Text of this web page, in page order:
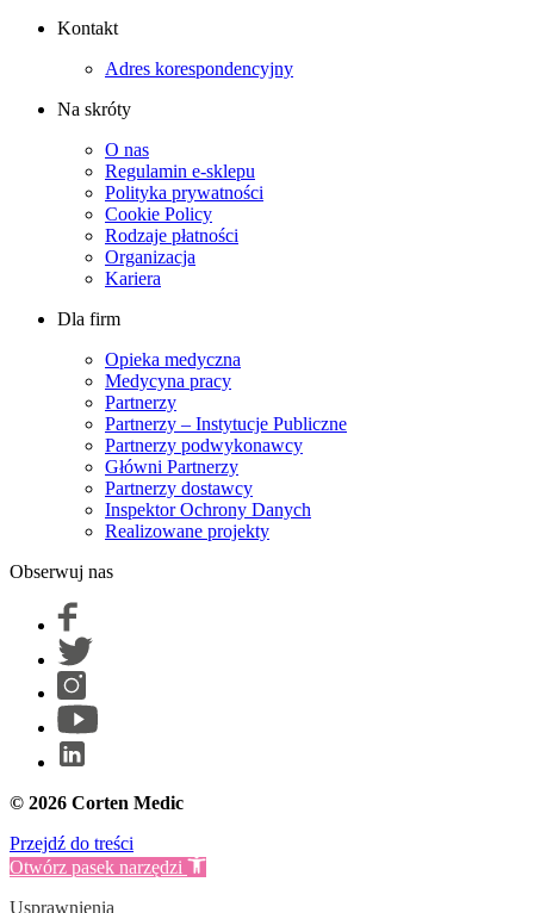
Kontakt
Adres korespondencyjny
Na skróty
O nas
Regulamin e-sklepu
Polityka prywatności
Cookie Policy
Rodzaje płatności
Organizacja
Kariera
Dla firm
Opieka medyczna
Medycyna pracy
Partnerzy
Partnerzy – Instytucje Publiczne
Partnerzy podwykonawcy
Główni Partnerzy
Partnerzy dostawcy
Inspektor Ochrony Danych
Realizowane projekty
Obserwuj nas
© 2026 Corten Medic
Przejdź do treści
Otwórz pasek narzędzi
Usprawnienia